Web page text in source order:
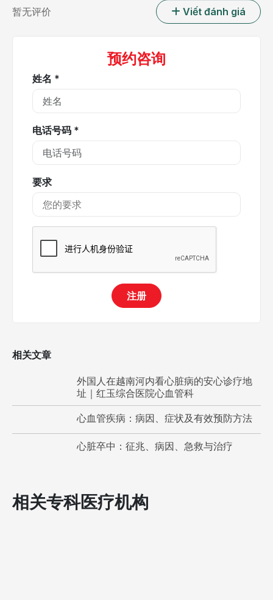
暂无评价 Viết đánh giá
预约咨询
姓名 *
电话号码 *
要求
注册
相关文章
外国人在越南河内看心脏病的安心诊疗地
址｜红玉综合医院心血管科
心血管疾病：病因、症状及有效预防方法
心脏卒中：征兆、病因、急救与治疗
相关专科医疗机构